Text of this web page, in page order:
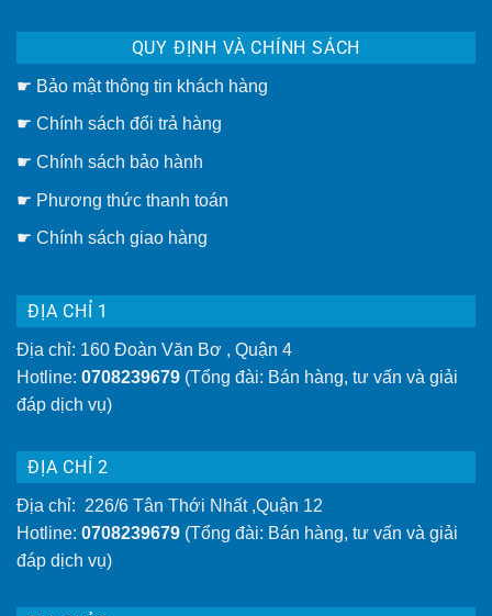
tín
–
Giá
rẻ]
Giàn
phơi
thông
gắn
hay
giàn
thông
minh
tường
lợi
hơn
QUY ĐỊNH VÀ CHÍNH SÁCH
☛ Bảo mật thông tin khách hàng
☛ Chính sách đổi trả hàng
☛ Chính sách bảo hành
☛ Phương thức thanh toán
☛ Chính sách giao hàng
ĐỊA CHỈ 1
Địa chỉ: 160 Đoàn Văn Bơ , Quận 4
Hotline: 0708239679 (Tổng đài: Bán hàng, tư vấn và giải
đáp dịch vụ)
ĐỊA CHỈ 2
Địa chỉ: 226/6 Tân Thới Nhất ,Quận 12
Hotline: 0708239679 (Tổng đài: Bán hàng, tư vấn và giải
đáp dịch vụ)